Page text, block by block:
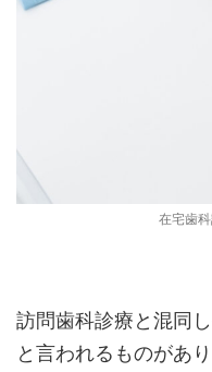
在宅歯
訪問歯科診療と混同
と言われるものがあり